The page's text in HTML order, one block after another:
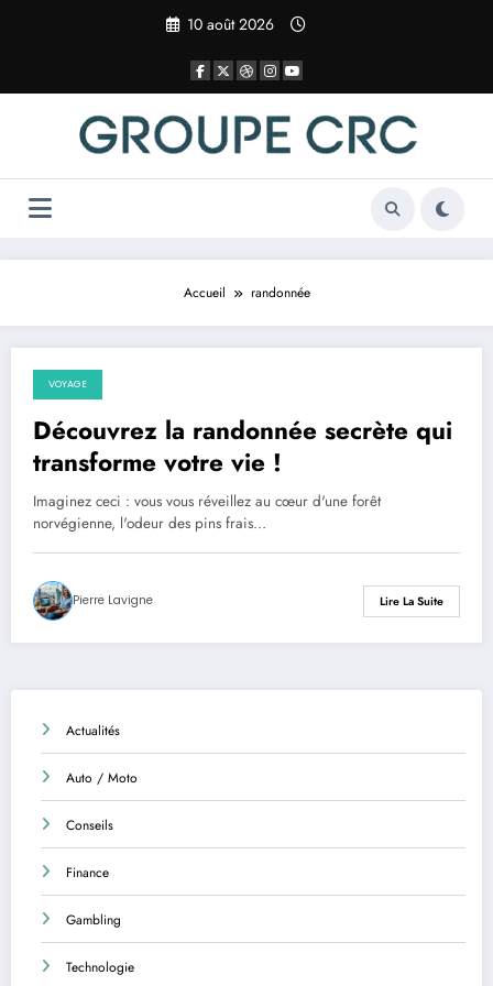
10 août 2026
Accueil randonnée
26 mars 2025
VOYAGE
Découvrez la randonnée secrète qui
transforme votre vie !
Imaginez ceci : vous vous réveillez au cœur d'une forêt
norvégienne, l'odeur des pins frais…
Pierre Lavigne Lire La Suite
Actualités
Auto / Moto
Conseils
Finance
Gambling
Technologie